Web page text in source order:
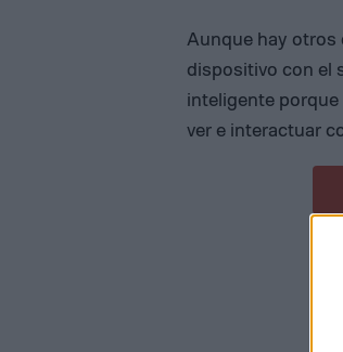
Aunque hay
dispositivo con el
inteligente
ver e interactuar